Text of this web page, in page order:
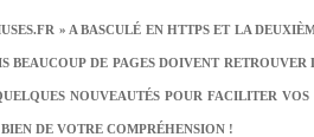
» A BASCULÉ EN HTTPS ET LA
BEAUCOUP DE PAGES DOIVENT
NOUVEAUTÉS POUR FACILITER
DE VOTRE COMPRÉHENSION !